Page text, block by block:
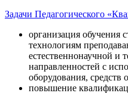
Задачи Педагогического
организация обучения
технологиям
естественнонаучной и
направленностей с
оборудования, средств
повышение